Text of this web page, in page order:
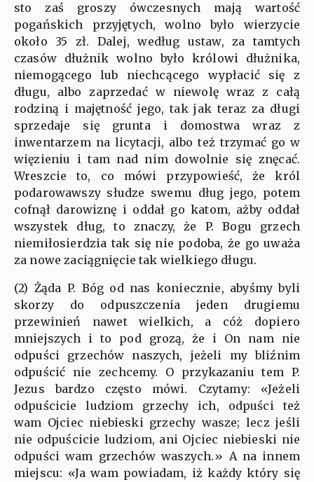
sto zaś groszy ówczesnych mają wartość
pogańskich przyjętych, wolno było wierzycie
około 35 zł. Dalej, według ustaw, za tamtych
czasów dłużnik wolno było królowi dłużnika,
niemogącego lub niechcącego wypłacić się z
długu, albo zaprzedać w niewolę wraz z całą
rodziną i majętność jego, tak jak teraz za długi
sprzedaje się grunta i domostwa wraz z
inwentarzem na licytacji, albo też trzymać go w
więzieniu i tam nad nim dowolnie się znęcać.
Wreszcie to, co mówi przypowieść, że król
podarowawszy słudze swemu dług jego, potem
cofnął darowiznę i oddał go katom, ażby oddał
wszystek dług, to znaczy, że P. Bogu grzech
niemiłosierdzia tak się nie podoba, że go uważa
za nowe zaciągnięcie tak wielkiego długu.
(2) Żąda P. Bóg od nas koniecznie, abyśmy byli
skorzy do odpuszczenia jeden drugiemu
przewinień nawet wielkich, a cóż dopiero
mniejszych i to pod grozą, że i On nam nie
odpuści grzechów naszych, jeżeli my bliźnim
odpuścić nie zechcemy. O przykazaniu tem P.
Jezus bardzo często mówi. Czytamy: «Jeżeli
odpuścicie ludziom grzechy ich, odpuści też
wam Ojciec niebieski grzechy wasze; lecz jeśli
nie odpuścicie ludziom, ani Ojciec niebieski nie
odpuści wam grzechów waszych.» A na innem
miejscu: «Ja wam powiadam, iż każdy który się